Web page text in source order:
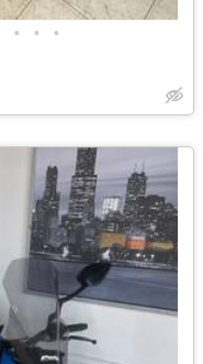
• • •